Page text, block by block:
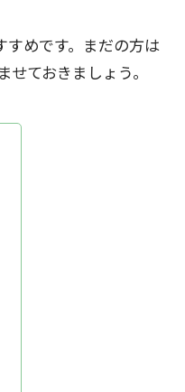
めです。まだの方は
せておきましょう。